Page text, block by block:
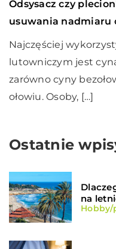
Odsysacz czy
usuwania nadmiaru
Najczęściej
lutowniczym jest
zarówno cyny
ołowiu. Osoby, […]
Ostatnie
na
Hobby/